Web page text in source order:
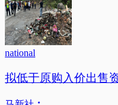
national
拟低于原购入价出售